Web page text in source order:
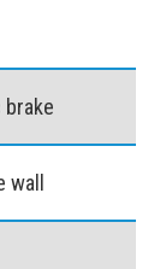
wall